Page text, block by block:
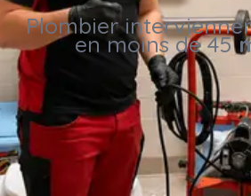
Plombier
en moins de 45